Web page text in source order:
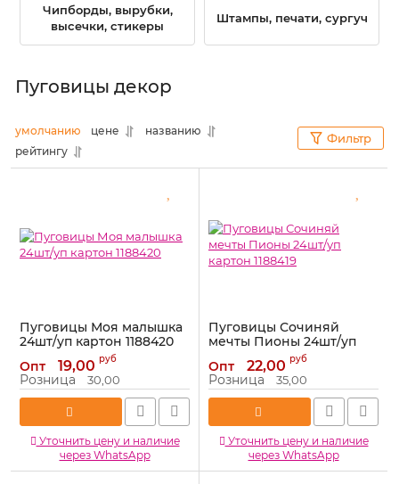
Чипборды, вырубки,
высечки, стикеры
Штампы, печати, сургуч
Пуговицы декор
умолчанию цене
названию
рейтингу
Фильтр
Пуговицы Моя малышка
24шт/уп картон 1188420
Артикул: 1188420
Опт 19,00 руб
Розница 30,00
Уточнить цену и наличие
через WhatsApp
Пуговицы Сочиняй
мечты Пионы 24шт/уп
картон 1188419
Артикул: 1188419
Опт 22,00 руб
Розница 35,00
Уточнить цену и наличие
через WhatsApp